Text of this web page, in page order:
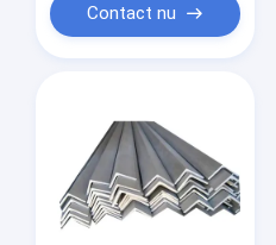
Contact nu